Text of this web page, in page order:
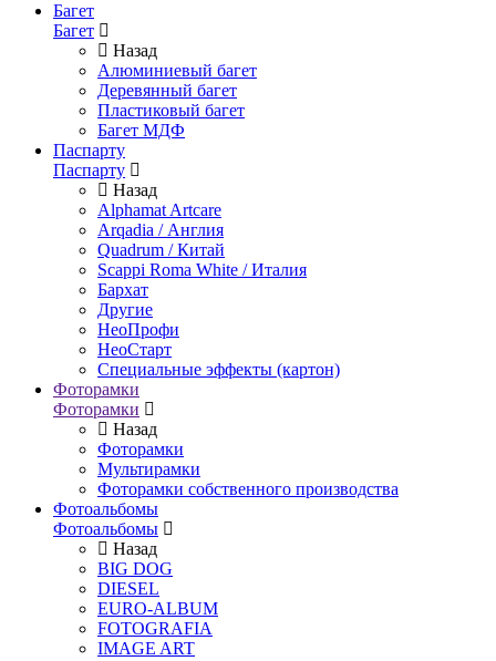
Багет
Багет
Назад
Алюминиевый багет
Деревянный багет
Пластиковый багет
Багет МДФ
Паспарту
Паспарту
Назад
Alphamat Artcare
Arqadia / Англия
Quadrum / Китай
Scappi Roma White / Италия
Бархат
Другие
НеоПрофи
НеоСтарт
Специальные эффекты (картон)
Фоторамки
Фоторамки
Назад
Фоторамки
Мультирамки
Фоторамки собственного производства
Фотоальбомы
Фотоальбомы
Назад
BIG DOG
DIESEL
EURO-ALBUM
FOTOGRAFIA
IMAGE ART